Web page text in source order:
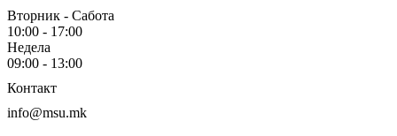
Вторник - Сабота
10:00 - 17:00
Недела
09:00 - 13:00
Контакт
info@msu.mk